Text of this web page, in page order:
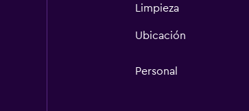
Limpieza
Ubicación
Personal